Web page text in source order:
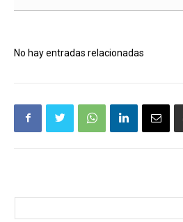
No hay entradas relacionadas